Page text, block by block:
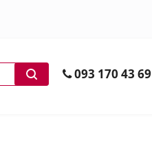
093 170 43 69